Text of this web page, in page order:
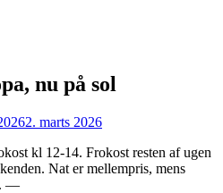
nu på sol
2. marts 2026
kl 12-14. Frokost resten af ugen
Nat er mellempris, mens
—